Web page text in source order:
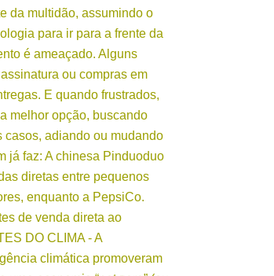
da multidão, assumindo o
para ir para a frente da
é ameaçado. Alguns
ou compras em
E quando frustrados,
melhor opção, buscando
casos, adiando ou mudando
já faz: A chinesa Pinduoduo
diretas entre pequenos
enquanto a PepsiCo.
de venda direta ao
DO CLIMA - A
climática promoveram